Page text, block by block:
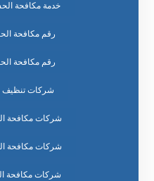
خدمة مكافحة
رقم مكافحة
رقم مكافحة
شركات تنظيف
شركات مكافحة
شركات مكافحة
شركات مكافحة